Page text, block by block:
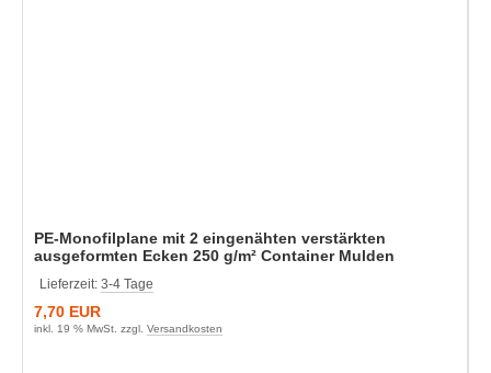
PE-Monofilplane mit 2 eingenähten verstärkten
ausgeformten Ecken 250 g/m² Container Mulden
Lieferzeit: 3-4 Tage
7,70 EUR
inkl. 19 % MwSt. zzgl. Versandkosten